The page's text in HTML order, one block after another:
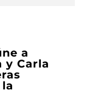
a
y Carla